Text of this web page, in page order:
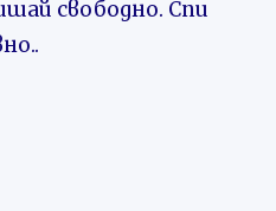
свободно. Спи